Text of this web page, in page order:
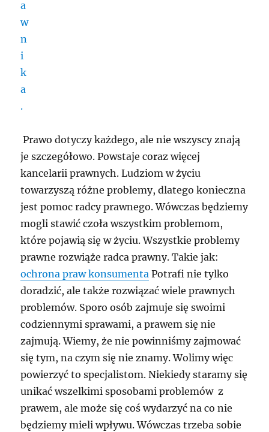
Prawo dotyczy każdego, ale nie wszyscy znają
je szczegółowo. Powstaje coraz więcej
kancelarii prawnych. Ludziom w życiu
towarzyszą różne problemy, dlatego konieczna
jest pomoc radcy prawnego. Wówczas będziemy
mogli stawić czoła wszystkim problemom,
które pojawią się w życiu. Wszystkie problemy
prawne rozwiąże radca prawny. Takie jak:
ochrona praw konsumenta Potrafi nie tylko
doradzić, ale także rozwiązać wiele prawnych
problemów. Sporo osób zajmuje się swoimi
codziennymi sprawami, a prawem się nie
zajmują. Wiemy, że nie powinniśmy zajmować
się tym, na czym się nie znamy. Wolimy więc
powierzyć to specjalistom. Niekiedy staramy się
unikać wszelkimi sposobami problemów z
prawem, ale może się coś wydarzyć na co nie
będziemy mieli wpływu. Wówczas trzeba sobie